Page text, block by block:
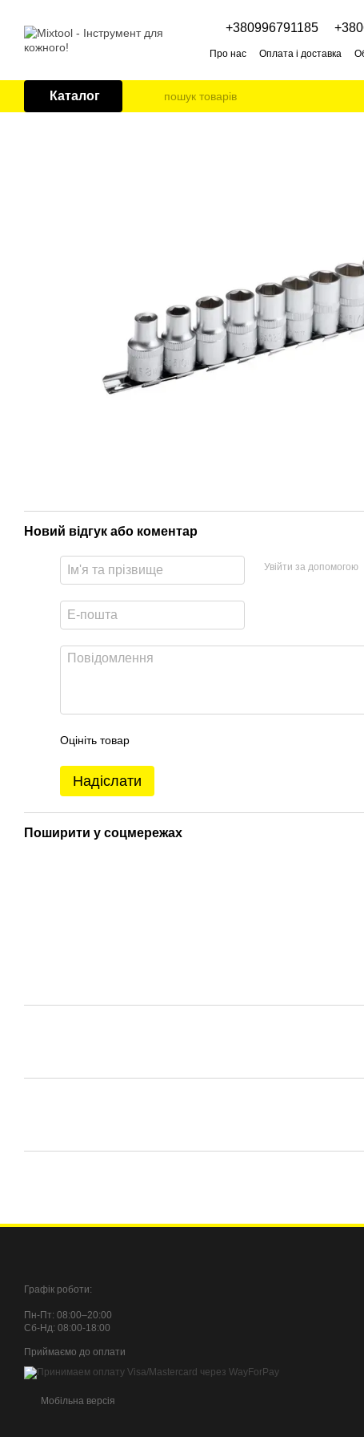
+380996791185
Про нас Оплата і доставка
Каталог
Новий відгук або коментар
Увійти за допомогою
Оцініть товар
Надіслати
Поширити у соцмережах
Графік роботи:
Пн-Пт: 08:00–20:00
Сб-Нд: 08:00-18:00
Приймаємо до оплати
Мобільна версія